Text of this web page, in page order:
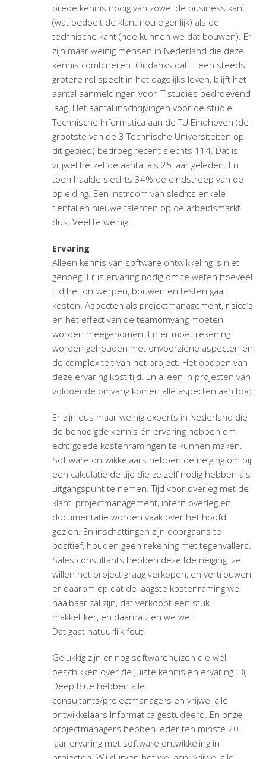
brede kennis nodig van zowel de business kant
(wat bedoelt de klant nou eigenlijk) als de
technische kant (hoe kunnen we dat bouwen). Er
zijn maar weinig mensen in Nederland die deze
kennis combineren. Ondanks dat IT een steeds
grotere rol speelt in het dagelijks leven, blijft het
aantal aanmeldingen voor IT studies bedroevend
laag. Het aantal inschrijvingen voor de studie
Technische Informatica aan de TU Eindhoven (de
grootste van de 3 Technische Universiteiten op
dit gebied) bedroeg recent slechts 114. Dat is
vrijwel hetzelfde aantal als 25 jaar geleden. En
toen haalde slechts 34% de eindstreep van de
opleiding. Een instroom van slechts enkele
tientallen nieuwe talenten op de arbeidsmarkt
dus. Veel te weinig!
Ervaring
Alleen kennis van software ontwikkeling is niet
genoeg. Er is ervaring nodig om te weten hoeveel
tijd het ontwerpen, bouwen en testen gaat
kosten. Aspecten als projectmanagement, risico’s
en het effect van de teamomvang moeten
worden meegenomen. En er moet rekening
worden gehouden met onvoorziene aspecten en
de complexiteit van het project. Het opdoen van
deze ervaring kost tijd. En alleen in projecten van
voldoende omvang komen alle aspecten aan bod.
Er zijn dus maar weinig experts in Nederland die
de benodigde kennis én ervaring hebben om
echt goede kostenramingen te kunnen maken.
Software ontwikkelaars hebben de neiging om bij
een calculatie de tijd die ze zelf nodig hebben als
uitgangspunt te nemen. Tijd voor overleg met de
klant, projectmanagement, intern overleg en
documentatie worden vaak over het hoofd
gezien. En inschattingen zijn doorgaans te
positief, houden geen rekening met tegenvallers.
Sales consultants hebben dezelfde neiging: ze
willen het project graag verkopen, en vertrouwen
er daarom op dat de laagste kostenraming wel
haalbaar zal zijn, dat verkoopt een stuk
makkelijker, en daarna zien we wel.
Dat gaat natuurlijk fout!
Gelukkig zijn er nog softwarehuizen die wél
beschikken over de juiste kennis en ervaring. Bij
Deep Blue hebben alle
consultants/projectmanagers en vrijwel alle
ontwikkelaars Informatica gestudeerd. En onze
projectmanagers hebben ieder ten minste 20
jaar ervaring met software ontwikkeling in